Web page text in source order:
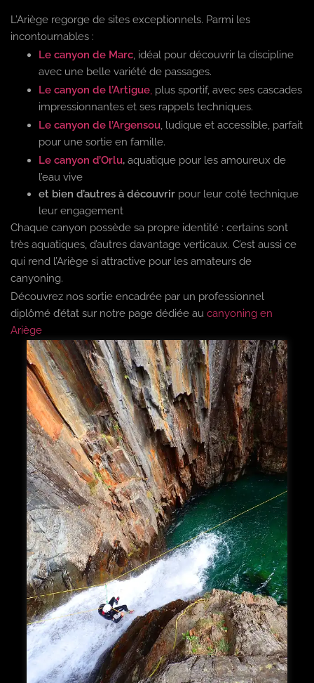
L’Ariège regorge de sites exceptionnels. Parmi les
incontournables :
Le canyon de Marc, idéal pour découvrir la discipline
avec une belle variété de passages.
Le canyon de l’Artigue, plus sportif, avec ses cascades
impressionnantes et ses rappels techniques.
Le canyon de l’Argensou, ludique et accessible, parfait
pour une sortie en famille.
Le canyon d’Orlu, aquatique pour les amoureux de
l’eau vive
et bien d’autres à découvrir pour leur coté technique
leur engagement
Chaque canyon possède sa propre identité : certains sont
très aquatiques, d’autres davantage verticaux. C’est aussi ce
qui rend l’Ariège si attractive pour les amateurs de
canyoning.
Découvrez nos sortie encadrée par un professionnel
diplômé d’état sur notre page dédiée au canyoning en
Ariège